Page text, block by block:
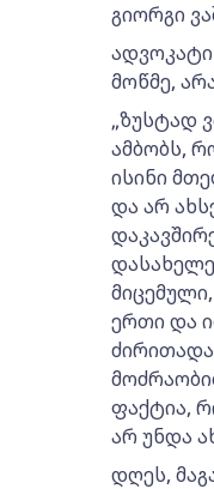
გიორგი
მოწმე,
„ზუსტად
ამბობს,
ისინი
და არ
ერთი და
ფაქტია,
არ უნდა
დღეს,